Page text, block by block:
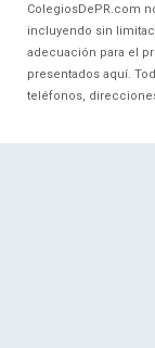
ColegiosDePR.com
incluyendo sin
adecuación para el
presentados aquí.
teléfonos,